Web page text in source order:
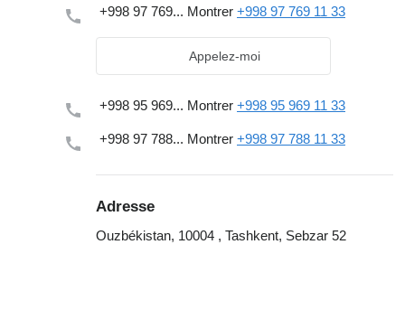
+998 97 769... Montrer +998 97 769 11 33
Appelez-moi
+998 95 969... Montrer +998 95 969 11 33
+998 97 788... Montrer +998 97 788 11 33
Adresse
Ouzbékistan, 10004 , Tashkent, Sebzar 52